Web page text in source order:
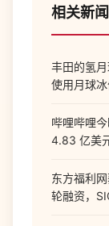
相关新闻
丰田的氢
使用月球
哔哩哔哩
4.83 亿美
东方福利
轮融资，